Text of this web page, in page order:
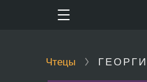
Чтецы